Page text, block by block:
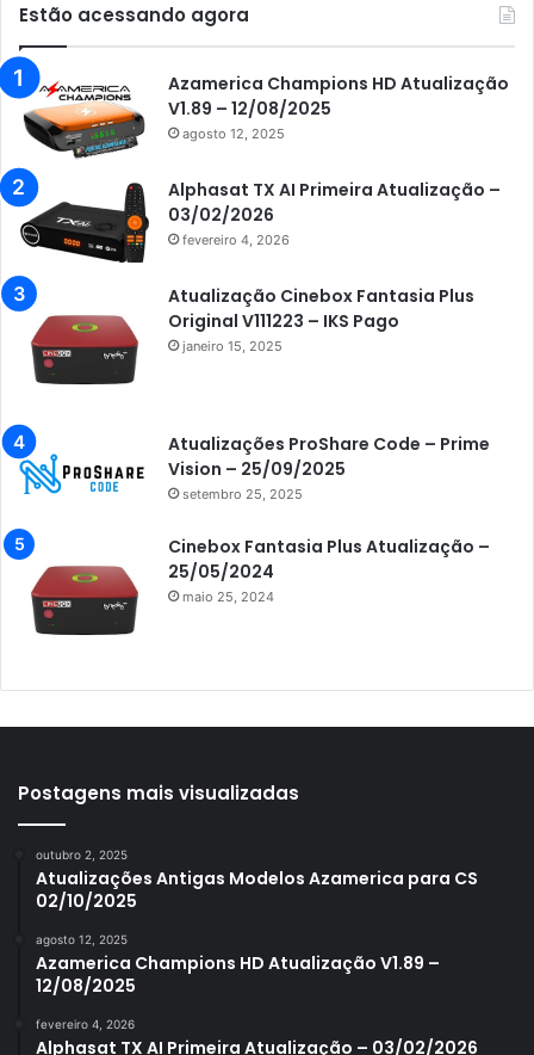
Audisat K30 Aventador
Azamerica
Azamerica Beats
Azamerica Champions
Azamerica Champions IPTV
Azamerica Extremo IPTV
Azamerica F92 Plus
Azamerica Gold
Azamerica i7 IPTV
Azamerica King
Azamerica King GX PRO
Azamerica King IPTV
Azamerica Mobi
Azamerica S1005
Azamerica S1006 Plus
Azamerica S1007 New
Azamerica S1009
Estão acessando agora
Azamerica Champions HD Atualização
V1.89 – 12/08/2025
agosto 12, 2025
Alphasat TX AI Primeira Atualização –
03/02/2026
fevereiro 4, 2026
Atualização Cinebox Fantasia Plus
Original V111223 – IKS Pago
janeiro 15, 2025
Atualizações ProShare Code – Prime
Vision – 25/09/2025
setembro 25, 2025
Cinebox Fantasia Plus Atualização –
25/05/2024
maio 25, 2024
Postagens mais visualizadas
outubro 2, 2025
Atualizações Antigas Modelos Azamerica para CS
02/10/2025
agosto 12, 2025
Azamerica Champions HD Atualização V1.89 –
12/08/2025
fevereiro 4, 2026
Alphasat TX AI Primeira Atualização – 03/02/2026